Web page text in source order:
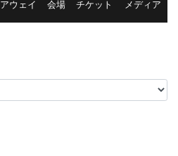
アウェイ 会場 チケット メディア